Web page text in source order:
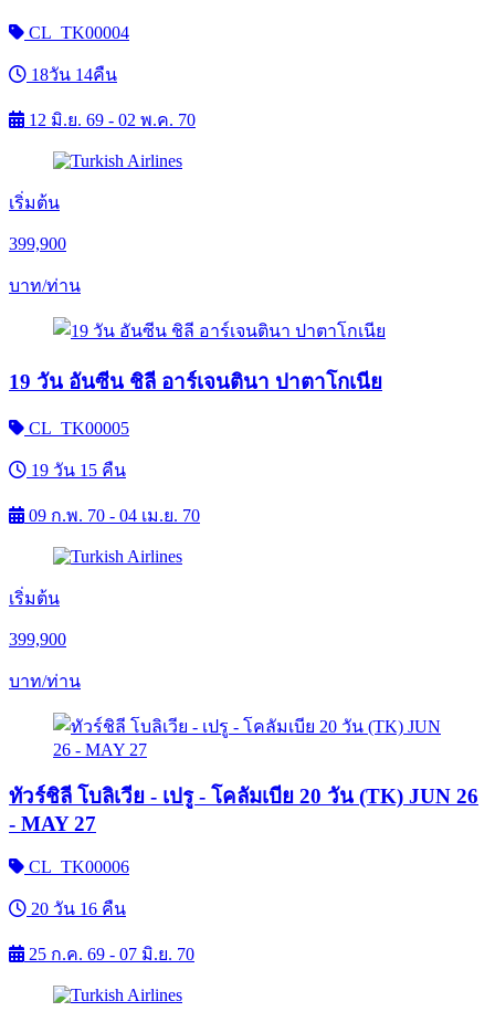
CL_TK00004
18วัน 14คืน
12 มิ.ย. 69 - 02 พ.ค. 70
เริ่มต้น
399,900
บาท/ท่าน
19 วัน อันซีน ชิลี อาร์เจนตินา ปาตาโกเนีย
CL_TK00005
19 วัน 15 คืน
09 ก.พ. 70 - 04 เม.ย. 70
เริ่มต้น
399,900
บาท/ท่าน
ทัวร์ชิลี โบลิเวีย - เปรู - โคลัมเบีย 20 วัน (TK) JUN 26
- MAY 27
CL_TK00006
20 วัน 16 คืน
25 ก.ค. 69 - 07 มิ.ย. 70